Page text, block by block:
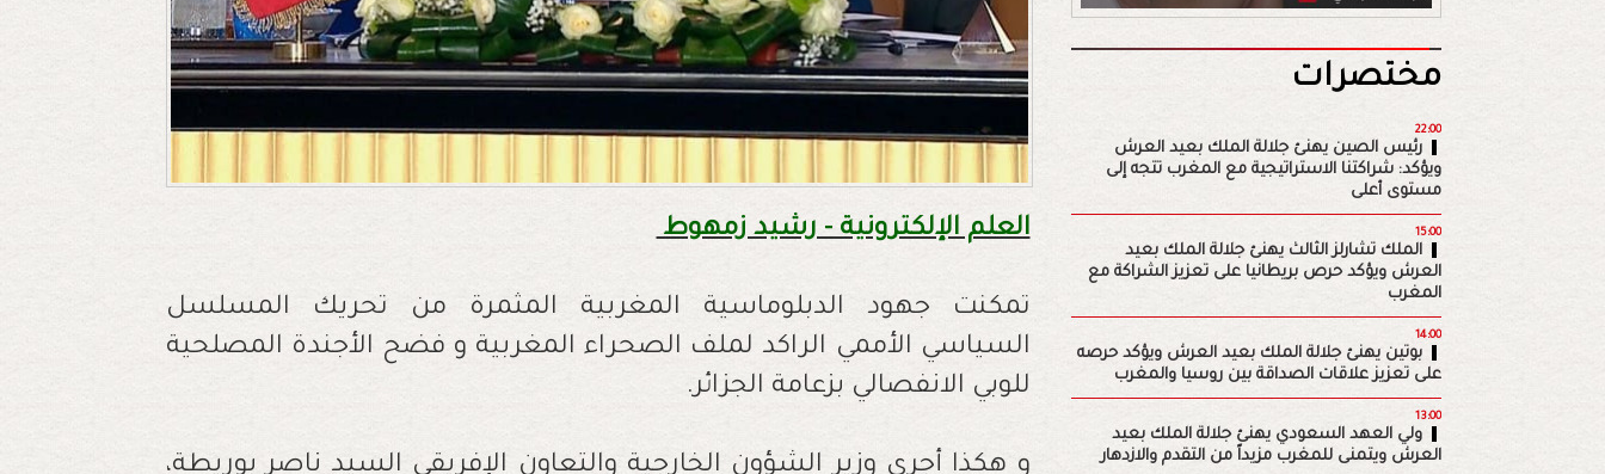
العلم الإلكترونية - رشيد زمهوط
‬للوبي‭ ‬الانفصالي‭ ‬بزعامة‭ ‬الجزائر‭.‬
مختصرات
22:00
رئيس الصين يهنئ جلالة الملك بعيد العرش
ويؤكد: شراكتنا الاستراتيجية مع المغرب تتجه إلى
مستوى أعلى
15:00
الملك تشارلز الثالث يهنئ جلالة الملك بعيد
العرش ويؤكد حرص بريطانيا على تعزيز الشراكة مع
المغرب
14:00
بوتين يهنئ جلالة الملك بعيد العرش ويؤكد حرصه
على تعزيز علاقات الصداقة بين روسيا والمغرب
13:00
ولي العهد السعودي يهنئ جلالة الملك بعيد
العرش ويتمنى للمغرب مزيداً من التقدم والازدهار